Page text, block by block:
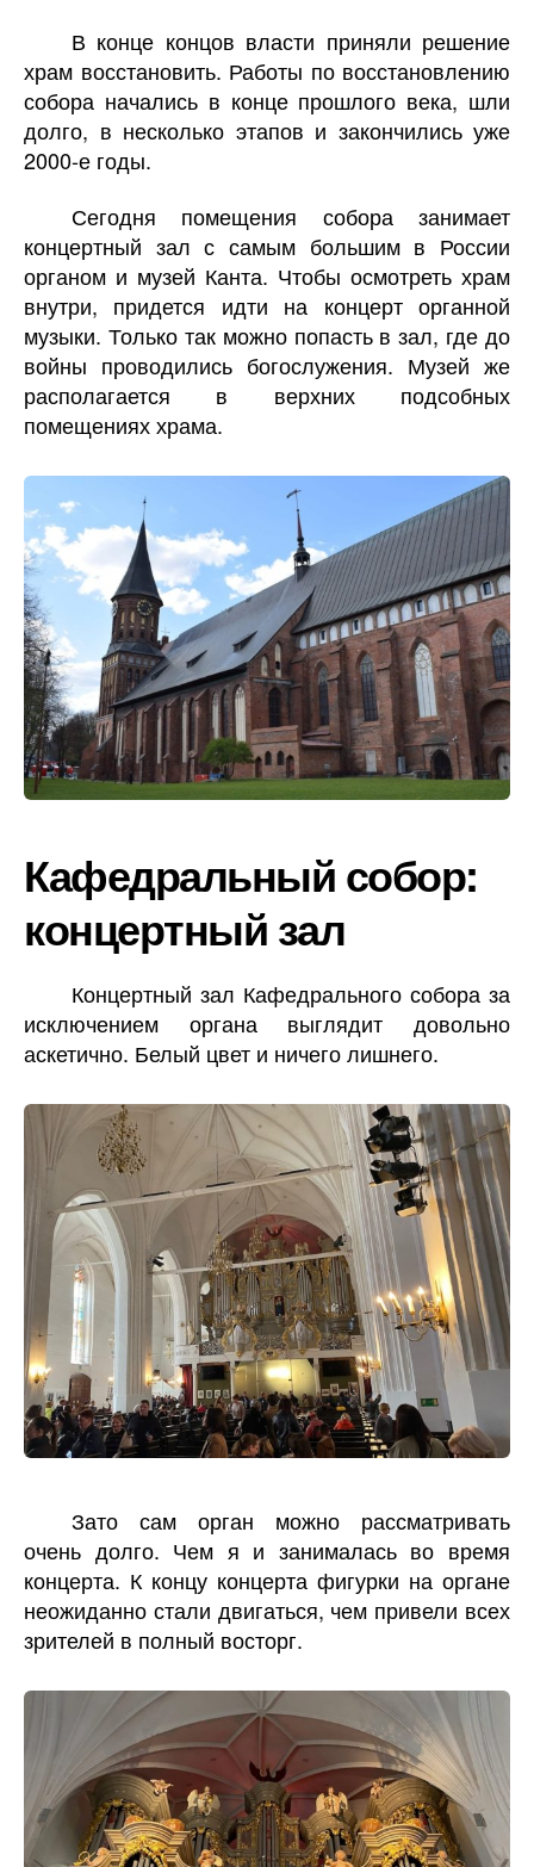
В конце концов власти приняли решение
храм восстановить. Работы по восстановлению
собора начались в конце прошлого века, шли
долго, в несколько этапов и закончились уже
2000-е годы.
Сегодня помещения собора занимает
концертный зал с самым большим в России
органом и музей Канта. Чтобы осмотреть храм
внутри, придется идти на концерт органной
музыки. Только так можно попасть в зал, где до
войны проводились богослужения. Музей же
располагается в верхних подсобных
помещениях храма.
Кафедральный собор:
концертный зал
Концертный зал Кафедрального собора за
исключением органа выглядит довольно
аскетично. Белый цвет и ничего лишнего.
Зато сам орган можно рассматривать
очень долго. Чем я и занималась во время
концерта. К концу концерта фигурки на органе
неожиданно стали двигаться, чем привели всех
зрителей в полный восторг.